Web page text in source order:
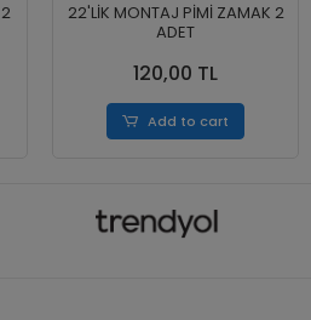
22'LİK MONTAJ PİMİ ZAMAK 2
ADET
120,00 TL
Add to cart